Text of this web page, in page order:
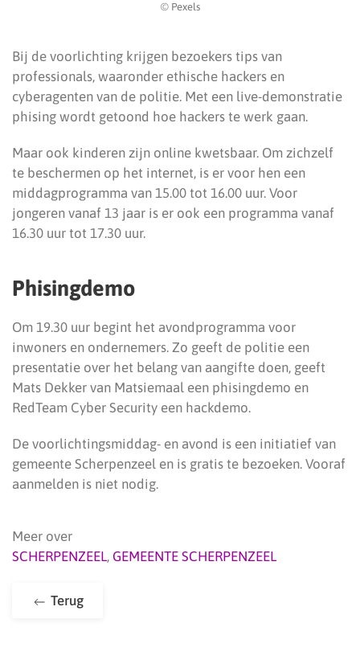
© Pexels
Bij de voorlichting krijgen bezoekers tips van
professionals, waaronder ethische hackers en
cyberagenten van de politie. Met een live-demonstratie
phising wordt getoond hoe hackers te werk gaan.
Maar ook kinderen zijn online kwetsbaar. Om zichzelf
te beschermen op het internet, is er voor hen een
middagprogramma van 15.00 tot 16.00 uur. Voor
jongeren vanaf 13 jaar is er ook een programma vanaf
16.30 uur tot 17.30 uur.
Phisingdemo
Om 19.30 uur begint het avondprogramma voor
inwoners en ondernemers. Zo geeft de politie een
presentatie over het belang van aangifte doen, geeft
Mats Dekker van Matsiemaal een phisingdemo en
RedTeam Cyber Security een hackdemo.
De voorlichtingsmiddag- en avond is een initiatief van
gemeente Scherpenzeel en is gratis te bezoeken. Vooraf
aanmelden is niet nodig.
Meer over
SCHERPENZEEL, GEMEENTE SCHERPENZEEL
Terug